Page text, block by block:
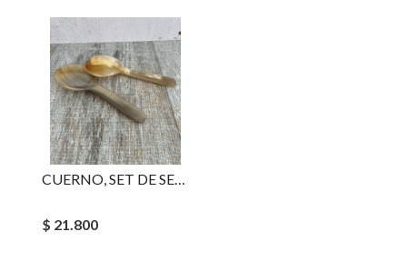
CUERNO, SET DE SERVIR INDU
$ 21.800